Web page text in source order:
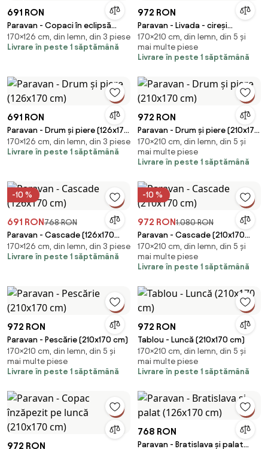
691 RON
Paravan - Copaci în eclipsă
(126x170 cm)
170×126 cm, din lemn, din 3 piese
Livrare în peste 1 săptămână
972 RON
Paravan - Livada - cireși
(210x170 cm)
170×210 cm, din lemn, din 5 și
mai multe piese
Livrare în peste 1 săptămână
691 RON
Paravan - Drum și piere (126x170
cm)
170×126 cm, din lemn, din 3 piese
Livrare în peste 1 săptămână
972 RON
Paravan - Drum și piere (210x170
cm)
170×210 cm, din lemn, din 5 și
mai multe piese
Livrare în peste 1 săptămână
-10 %
691 RON768 RON
Paravan - Cascade (126x170
cm)
170×126 cm, din lemn, din 3 piese
Livrare în peste 1 săptămână
-10 %
972 RON1.080 RON
Paravan - Cascade (210x170
cm)
170×210 cm, din lemn, din 5 și
mai multe piese
Livrare în peste 1 săptămână
972 RON
Paravan - Pescărie (210x170 cm)
170×210 cm, din lemn, din 5 și
mai multe piese
Livrare în peste 1 săptămână
972 RON
Tablou - Luncă (210x170 cm)
170×210 cm, din lemn, din 5 și
mai multe piese
Livrare în peste 1 săptămână
972 RON
768 RON
Paravan - Bratislava și palat